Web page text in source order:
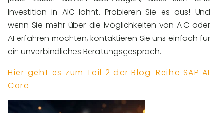
Investition in AIC lohnt. Probieren Sie es aus! Und
wenn Sie mehr über die Möglichkeiten von AIC oder
AI erfahren möchten,kontaktieren Sie uns einfach für
einunverbindliches Beratungsgespräch.
Hier geht es zum Teil 2 der Blog-Reihe SAP AI
Core